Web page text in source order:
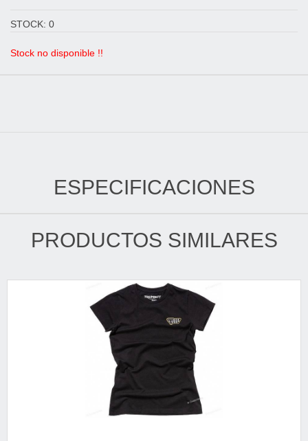
STOCK: 0
Stock no disponible !!
ESPECIFICACIONES
PRODUCTOS SIMILARES